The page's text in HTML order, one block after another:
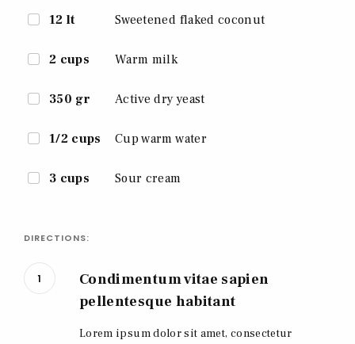
12 lt Sweetened flaked coconut
2 cups Warm milk
350 gr Active dry yeast
1/2 cups Cup warm water
3 cups Sour cream
DIRECTIONS:
1
Condimentum vitae sapien
pellentesque habitant
Lorem ipsum dolor sit amet, consectetur